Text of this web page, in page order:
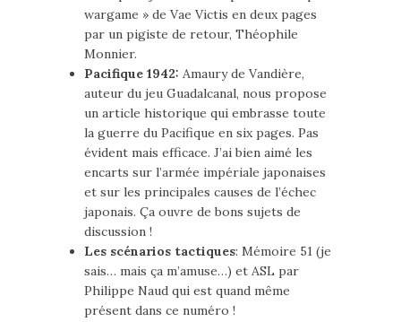
wargame » de Vae Victis en deux pages
par un pigiste de retour, Théophile
Monnier.
Pacifique 1942: Amaury de Vandière,
auteur du jeu Guadalcanal, nous propose
un article historique qui embrasse toute
la guerre du Pacifique en six pages. Pas
évident mais efficace. J’ai bien aimé les
encarts sur l’armée impériale japonaises
et sur les principales causes de l’échec
japonais. Ça ouvre de bons sujets de
discussion !
Les scénarios tactiques: Mémoire 51 (je
sais… mais ça m’amuse…) et ASL par
Philippe Naud qui est quand même
présent dans ce numéro !